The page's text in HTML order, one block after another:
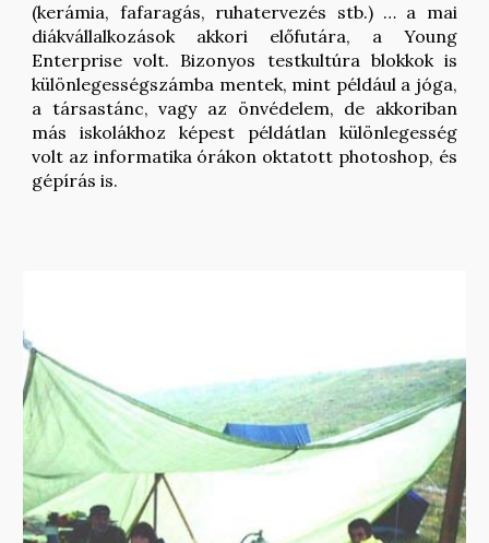
(kerámia, fafaragás, ruhatervezés stb.) … a mai
diákvállalkozások akkori előfutára, a Young
Enterprise volt. Bizonyos testkultúra blokkok is
különlegességszámba mentek, mint például a jóga,
a társastánc, vagy az önvédelem, de akkoriban
más iskolákhoz képest példátlan különlegesség
volt az informatika órákon oktatott photoshop, és
gépírás is.